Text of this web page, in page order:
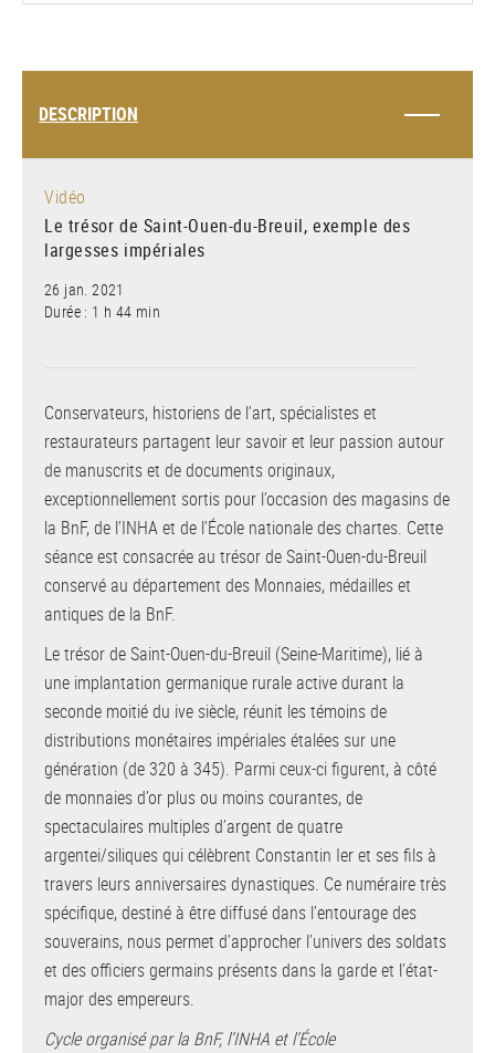
DESCRIPTION
Vidéo
Le trésor de Saint-Ouen-du-Breuil, exemple des
largesses impériales
26 jan. 2021
Durée : 1 h 44 min
Conservateurs, historiens de l’art, spécialistes et
restaurateurs partagent leur savoir et leur passion autour
de manuscrits et de documents originaux,
exceptionnellement sortis pour l’occasion des magasins de
la BnF, de l’INHA et de l’École nationale des chartes. Cette
séance est consacrée au trésor de Saint-Ouen-du-Breuil
conservé au département des Monnaies, médailles et
antiques de la BnF.
Le trésor de Saint-Ouen-du-Breuil (Seine-Maritime), lié à
une implantation germanique rurale active durant la
seconde moitié du ive siècle, réunit les témoins de
distributions monétaires impériales étalées sur une
génération (de 320 à 345). Parmi ceux-ci figurent, à côté
de monnaies d’or plus ou moins courantes, de
spectaculaires multiples d’argent de quatre
argentei/siliques qui célèbrent Constantin Ier et ses fils à
travers leurs anniversaires dynastiques. Ce numéraire très
spécifique, destiné à être diffusé dans l’entourage des
souverains, nous permet d’approcher l’univers des soldats
et des officiers germains présents dans la garde et l’état-
major des empereurs.
Cycle organisé par la BnF, l’INHA et l’École